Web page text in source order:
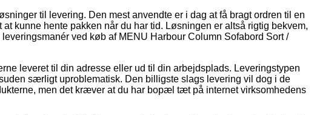
til levering. Den mest anvendte er i dag at få bragt ordren til en
kunne hente pakken når du har tid. Løsningen er altså rigtig bekvem,
ved køb af MENU Harbour Column Sofabord Sort /
leveret til din adresse eller ud til din arbejdsplads. Leveringstypen
særligt uproblematisk. Den billigste slags levering vil dog i de
men det kræver at du har bopæl tæt på internet virksomhedens